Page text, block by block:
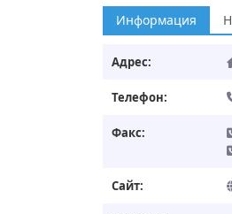
Информация
Адрес:
Телефон:
Факс:
Сайт: